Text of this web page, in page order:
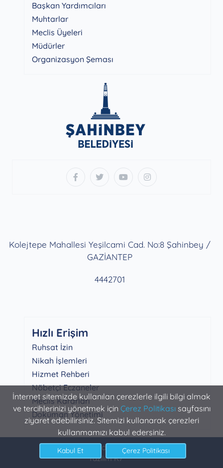
İnternet sitemizde kullanılan çerezlerle ilgili bilgi almak
ve tercihlerinizi yönetmek için Çerez Politikasısayfasını
ziyaret edebilirsiniz. Sitemizi kullanarak çerezleri
kullanmamızı kabul edersiniz.
Başkan Yardımcıları
Muhtarlar
Meclis Üyeleri
Müdürler
Organizasyon Şeması
Kolejtepe Mahallesi Yeşilcami Cad. No:8 Şahinbey /
GAZİANTEP
4442701
Hızlı Erişim
Ruhsat İzin
Nikah İşlemleri
Hizmet Rehberi
Nöbetçi Eczaneler
Meclis Kararları
Doküman Yönetimi
Şahinbey Belediyesi Bilgi İşlem
Yazılım K7